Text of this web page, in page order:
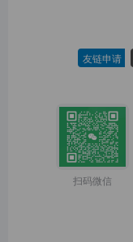
友链申请
扫码微信